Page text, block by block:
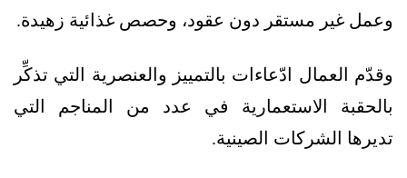
وعمل غير مستقر دون عقود، وحصص غذائية زهيدة.
وقدّم العمال ادّعاءات بالتمييز والعنصرية التي تذكِّر
بالحقبة الاستعمارية في عدد من المناجم التي
تديرها الشركات الصينية.